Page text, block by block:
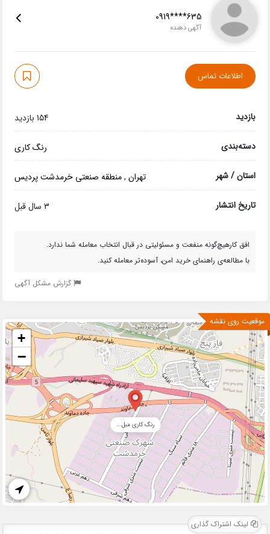
0919****635
آگهی دهنده
اطلاعات تماس
بازدید 154 بازدید
دسته‌بندی رنگ کاری
استان / شهر تهران,منطقه صنعتی خرمدشت پردیس
تاریخ انتشار 3 سال قبل
افق کارهیچ‌گونه منفعت و مسئولیتی در قبال انتخاب معامله شما ندارد.
با مطالعه‌ی راهنمای خرید امن، آسوده‌تر معامله کنید.
گزارش مشکل آگهی
موقعیت روی نقشه
رنگ کاری مبل...
+
−
لینک اشتراک گذاری